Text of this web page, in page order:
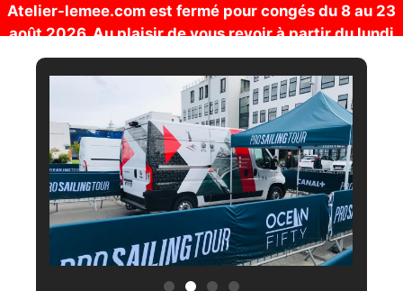
Atelier-lemee.com est fermé pour congés du 8 au 23
août 2026. Au plaisir de vous revoir à partir du lundi
24 août !